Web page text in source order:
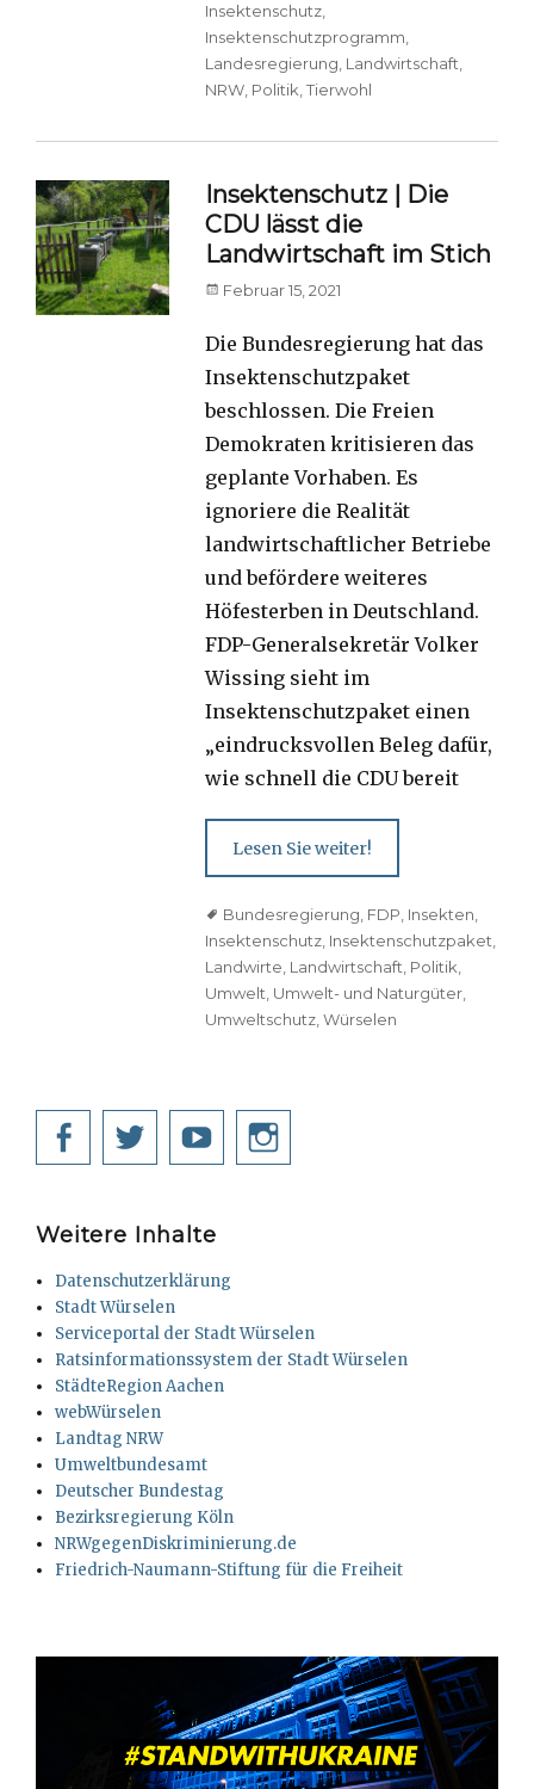
Insektenschutz
Insektenschutzprogramm
Landesregierung Landwirtschaft
NRW Politik ,Tierwohl
Insektenschutz | Die
CDU lässt die
Landwirtschaft im Stich
Posted
Februar 15, 2021
Die Bundesregierung hat das
Insektenschutzpaket
beschlossen. Die Freien
Demokraten kritisieren das
geplante Vorhaben. Es
ignoriere die Realität
landwirtschaftlicher Betriebe
und befördere weiteres
Höfesterben in Deutschland.
FDP-Generalsekretär Volker
Wissing sieht im
Insektenschutzpaket einen
„eindrucksvollen Beleg dafür,
wie schnell die CDU bereit
Lesen Sie weiter!
TagsBundesregierung, FDP, Insekten,
Insektenschutz, Insektenschutzpaket,
Landwirte, Landwirtschaft, Politik,
Umwelt, Umwelt- und Naturgüter,
Umweltschutz,Würselen
Facebook
TwitterYouTube
Weitere Inhalte
Datenschutzerklärung
Stadt Würselen
Serviceportal der Stadt Würselen
Ratsinformationssystem der Stadt Würselen
StädteRegion Aachen
webWürselen
Landtag NRW
Umweltbundesamt
Deutscher Bundestag
Bezirksregierung Köln
NRWgegenDiskriminierung.de
Friedrich-Naumann-Stiftung für die Freiheit